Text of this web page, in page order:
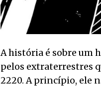
A história é sobre um
pelos extraterrestres
2220. A princípio, ele